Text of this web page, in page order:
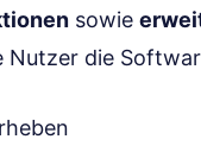
sowie
Nutzer die